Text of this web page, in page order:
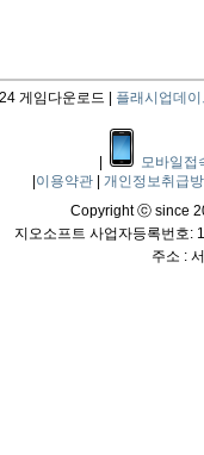
게임다운로드 | 플래시업데이
모바일접
이용약관
개인정보취급
Copyright ⓒ since
지오소프트 사업자등록번호:
주소 :